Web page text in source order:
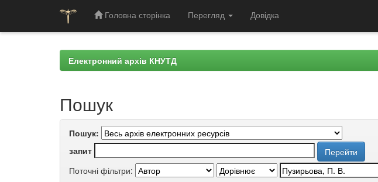
Головна сторінка Перегляд Довідка
Електронний архів КНУТД
Пошук
Пошук:
запит
Поточні фільтри: